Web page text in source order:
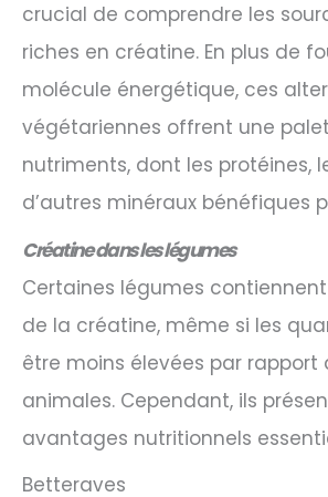
crucial de comprendre les
riches en créatine. En plus de
molécule énergétique, ces
végétariennes offrent une
nutriments, dont les protéines,
d’autres minéraux bénéfiques
Créatine dans les légumes
Certaines légumes
de la créatine, même si les
être moins élevées par rapport
animales. Cependant, ils
avantages nutritionnels
Betteraves